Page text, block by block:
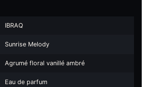
IBRAQ
Sunrise Melody
Agrumé floral vanillé ambré
Eau de parfum